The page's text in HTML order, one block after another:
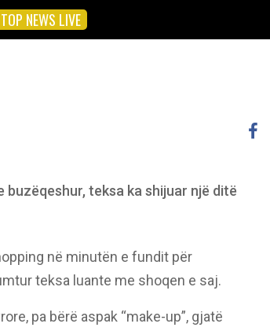
TOP NEWS LIVE
teksa ka shijuar një ditë
në minutën e fundit për
teksa luante me shoqen e saj.
pa bërë aspak “make-up”, gjatë